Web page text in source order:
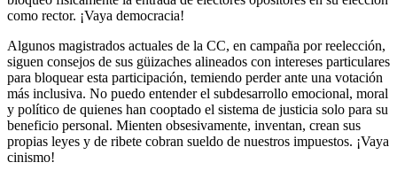
como rector. ¡Vaya democracia!
Algunos magistrados actuales de la CC, en campaña por reelección,
siguen consejos de sus güizaches alineados con intereses particulares
para bloquear esta participación, temiendo perder ante una votación
más inclusiva. No puedo entender el subdesarrollo emocional, moral
y político de quienes han cooptado el sistema de justicia solo para su
beneficio personal. Mienten obsesivamente, inventan, crean sus
propias leyes y de ribete cobran sueldo de nuestros impuestos. ¡Vaya
cinismo!